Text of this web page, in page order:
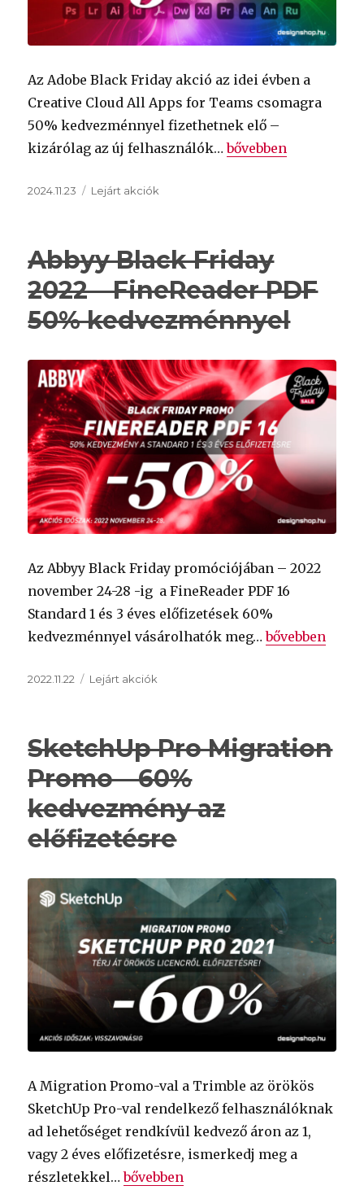
Az Adobe Black Friday akció az idei évben a
Creative Cloud All Apps for Teams csomagra
50% kedvezménnyel fizethetnek elő –
kizárólag az új felhasználók…„Adobe Black
bővebben
Közzétéve
2024.11.23 Kategória
Lejárt akciók
Abbyy Black Friday
2022 – FineReader PDF
50% kedvezménnyel
Az Abbyy Black Friday promóciójában – 2022
november 24-28 -ig a FineReader PDF 16
Standard 1 és 3 éves előfizetések 60%
kedvezménnyel vásárolhatók meg…„Abbyy Black
bővebben
Közzétéve
2022.11.22 Kategória
Lejárt akciók
SketchUp Pro Migration
Promo – 60%
kedvezmény az
előfizetésre
A Migration Promo-val a Trimble az örökös
SketchUp Pro-val rendelkező felhasználóknak
ad lehetőséget rendkívül kedvező áron az 1,
vagy 2 éves előfizetésre, ismerkedj meg a
részletekkel…„SketchUp Pro Migration Promo –
bővebben